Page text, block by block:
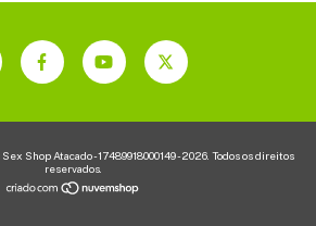
Shop Atacado - 17489918000149 - 2026. Todos os direitos
reservados.